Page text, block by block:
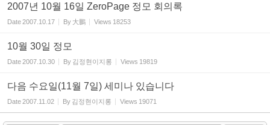
2007년 10월 16일 ZeroPage 정모 회의록
Date2007.10.17 By 大鵬 Views 18253
10월 30일 정모
Date2007.10.30 By 김정현이지롱 Views 19819
다음 수요일(11월 7일) 세미나 있습니다
Date2007.11.02 By 김정현이지롱 Views 19071